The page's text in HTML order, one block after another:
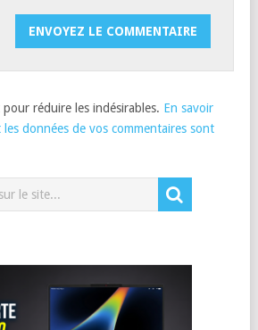
réduire les indésirables. En savoir
données de vos commentaires sont